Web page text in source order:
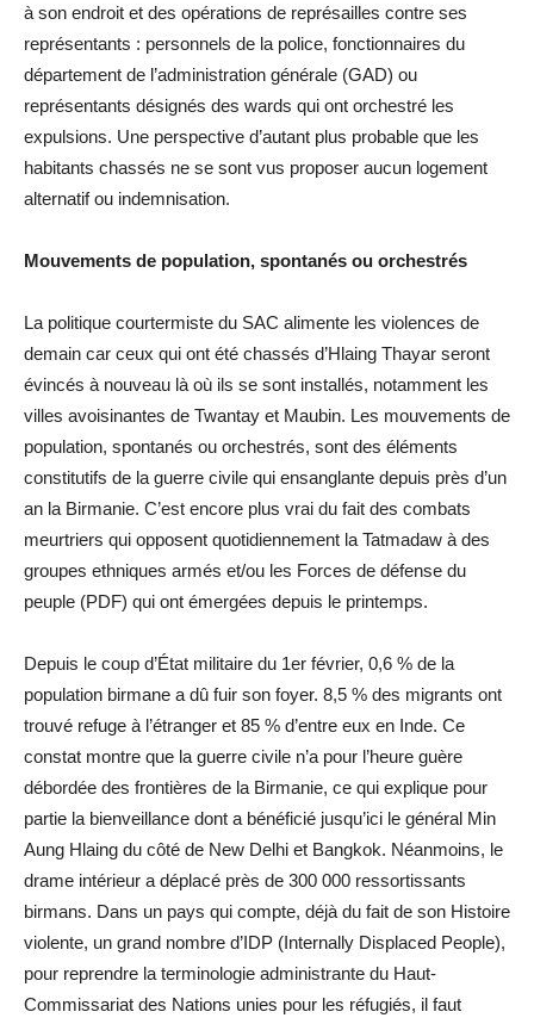
à son endroit et des opérations de représailles contre ses
représentants : personnels de la police, fonctionnaires du
département de l’administration générale (GAD) ou
représentants désignés des wards qui ont orchestré les
expulsions. Une perspective d’autant plus probable que les
habitants chassés ne se sont vus proposer aucun logement
alternatif ou indemnisation.
Mouvements de population, spontanés ou orchestrés
La politique courtermiste du SAC alimente les violences de
demain car ceux qui ont été chassés d’Hlaing Thayar seront
évincés à nouveau là où ils se sont installés, notamment les
villes avoisinantes de Twantay et Maubin. Les mouvements de
population, spontanés ou orchestrés, sont des éléments
constitutifs de la guerre civile qui ensanglante depuis près d’un
an la Birmanie. C’est encore plus vrai du fait des combats
meurtriers qui opposent quotidiennement la Tatmadaw à des
groupes ethniques armés et/ou les Forces de défense du
peuple (PDF) qui ont émergées depuis le printemps.
Depuis le coup d’État militaire du 1er février, 0,6 % de la
population birmane a dû fuir son foyer. 8,5 % des migrants ont
trouvé refuge à l’étranger et 85 % d’entre eux en Inde. Ce
constat montre que la guerre civile n’a pour l’heure guère
débordée des frontières de la Birmanie, ce qui explique pour
partie la bienveillance dont a bénéficié jusqu’ici le général Min
Aung Hlaing du côté de New Delhi et Bangkok. Néanmoins, le
drame intérieur a déplacé près de 300 000 ressortissants
birmans. Dans un pays qui compte, déjà du fait de son Histoire
violente, un grand nombre d’IDP (Internally Displaced People),
pour reprendre la terminologie administrante du Haut-
Commissariat des Nations unies pour les réfugiés, il faut